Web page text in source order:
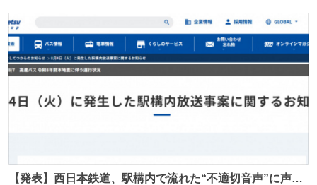
数
【発表】西日本鉄道、駅構内で流れた“不適切音声”に声明